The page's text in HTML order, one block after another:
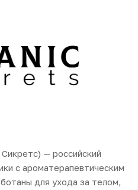
— российский
с ароматерапевтическим
для ухода за телом,